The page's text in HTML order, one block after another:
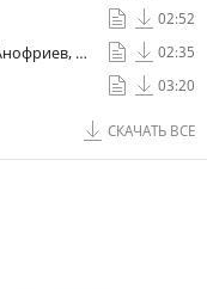
02:52
Ты погоди (исп. Лариса Мондрус, Олег Анофриев, к/ф «Последние каникулы») 02:35
03:20
СКАЧАТЬ ВСЕ